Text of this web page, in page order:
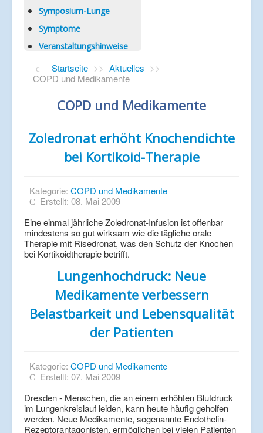
Symposium-Lunge
Symptome
Veranstaltungshinweise
Startseite >> Aktuelles >>
COPD und Medikamente
COPD und Medikamente
Zoledronat erhöht Knochendichte
bei Kortikoid-Therapie
Kategorie: COPD und Medikamente
Erstellt: 08. Mai 2009
Eine einmal jährliche Zoledronat-Infusion ist offenbar
mindestens so gut wirksam wie die tägliche orale
Therapie mit Risedronat, was den Schutz der Knochen
bei Kortikoidtherapie betrifft.
Lungenhochdruck: Neue
Medikamente verbessern
Belastbarkeit und Lebensqualität
der Patienten
Kategorie: COPD und Medikamente
Erstellt: 07. Mai 2009
Dresden - Menschen, die an einem erhöhten Blutdruck
im Lungenkreislauf leiden, kann heute häufig geholfen
werden. Neue Medikamente, sogenannte Endothelin-
Rezeptorantagonisten, ermöglichen bei vielen Patienten